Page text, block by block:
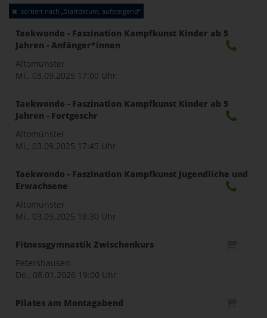
sortiert nach „Startdatum, aufsteigend“
Taekwondo - Faszination Kampfkunst Kinder ab 5
Jahren - Anfänger*innen
Altomünster
Mi., 03.09.2025 17:00 Uhr
Taekwondo - Faszination Kampfkunst Kinder ab 5
Jahren - Fortgeschr
Altomünster
Mi., 03.09.2025 17:45 Uhr
Taekwondo - Faszination Kampfkunst Jugendliche und
Erwachsene
Altomünster
Mi., 03.09.2025 18:30 Uhr
Fitnessgymnastik Zwischenkurs
Petershausen
Do., 08.01.2026 19:00 Uhr
Pilates am Montagabend